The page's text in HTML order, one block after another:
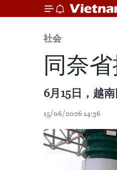
社会
同奈
6月15日，越
15/06/2026 14:36